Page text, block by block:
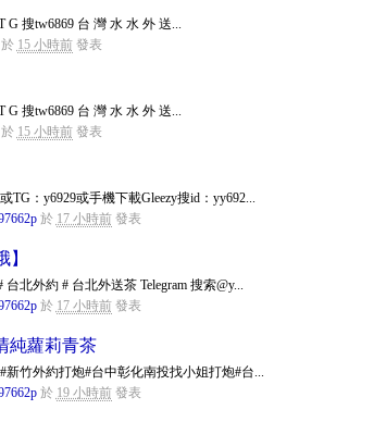
G 搜tw6869 台 灣 水 水 外 送...
15 小時前發表
G 搜tw6869 台 灣 水 水 外 送...
15 小時前發表
TG：y6929或手機下載Gleezy搜id：yy692...
於 17 小時前發表
北外約 # 台北外送茶 Telegram 搜索@y...
於 17 小時前發表
純蘿莉青茶
新竹外約打炮#台中彰化南投找小姐打炮#台...
於 19 小時前發表